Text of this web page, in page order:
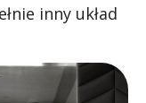
inny układ